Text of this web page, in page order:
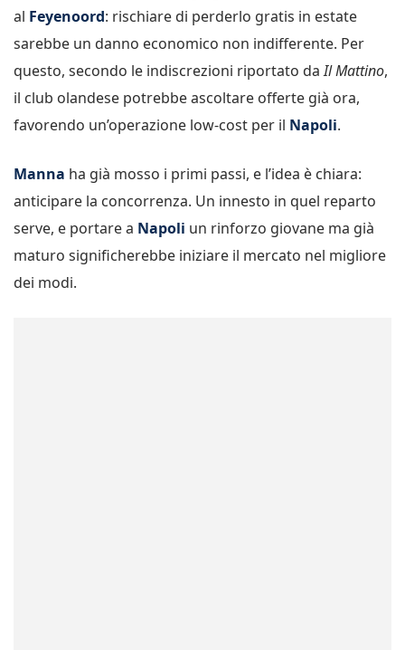
al Feyenoord: rischiare di perderlo gratis in estate
sarebbe un danno economico non indifferente. Per
questo, secondo le indiscrezioni riportato daIl Mattino,
il club olandese potrebbe ascoltare offerte già ora,
favorendo un’operazione low-cost per il Napoli.
Manna ha già mosso i primi passi, e l’idea è chiara:
anticipare la concorrenza. Un innesto in quel reparto
serve, e portare a Napoli un rinforzo giovane ma già
maturo significherebbe iniziare il mercato nel migliore
dei modi.